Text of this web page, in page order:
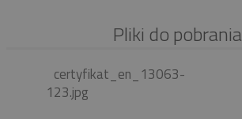
Pliki do pobrania
certyfikat_en_13063-
123.jpg